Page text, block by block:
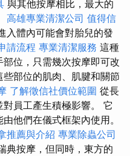
與其他按摩相比，最大的
高雄專業清潔公司 值得信
入體內可能會對胎兒的發
請流程 專業清潔服務 這種
位，只需幾次按摩即可改
部位的肌肉、肌腱和關節
了解徵信社價位範圍 從長
員工產生積極影響。 它
他們在儀式框架內使用。
推薦與介紹 專業除蟲公司
典按摩，但同時，東方的